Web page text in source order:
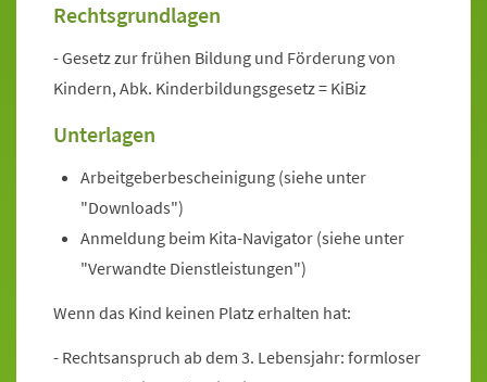
Rechtsgrundlagen
- Gesetz zur frühen Bildung und Förderung von
Kindern, Abk. Kinderbildungsgesetz = KiBiz
Unterlagen
Arbeitgeberbescheinigung (siehe unter
"Downloads")
Anmeldung beim Kita-Navigator (siehe unter
"Verwandte Dienstleistungen")
Wenn das Kind keinen Platz erhalten hat:
- Rechtsanspruch ab dem 3. Lebensjahr: formloser